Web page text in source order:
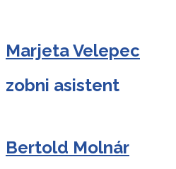
Marjeta Velepec
zobni asistent
Bertold Molnár